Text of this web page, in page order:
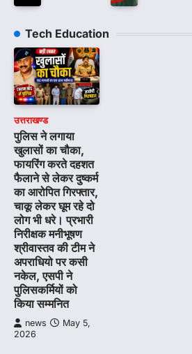
Tech Education
उत्तराखण्ड
पुलिस ने लगाया
खुलासों का चौका,
फायरिंग करते दहशत
फैलाने से लेकर दुष्कर्म
का आरोपित गिरफ्तार,
चाकू लेकर घूम रहे दो
लोग भी धरे। प्रभारी
निरीक्षक मनीभूषण
श्रीवास्तव की टीम ने
अपराधियो पर कसी
नकेल, एसपी ने
पुलिसकर्मियों को
किया सम्मनित
news
May 5,
2026